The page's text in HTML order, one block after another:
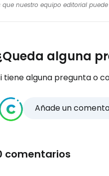
nuestro equipo editorial
alguna
tiene alguna pregunta o
Añade un
comentarios